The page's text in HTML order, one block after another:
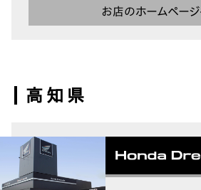
お店のホームペー
高知県